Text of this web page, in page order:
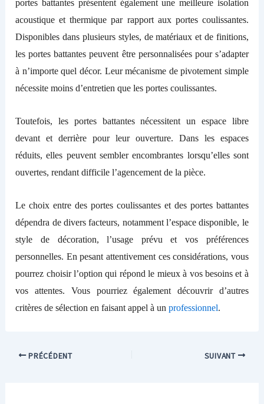
portes battantes présentent également une meilleure isolation
acoustique et thermiquepar rapport auxportes coulissantes.
Disponibles dans plusieurs styles, de matériaux et de finitions,
les portes battantes peuvent être personnalisées pour s’adapter
à n’importe quel décor. Leur mécanisme de pivotement simple
nécessite moins d’entretien que les portes coulissantes.
Toutefois, les portes battantesnécessitent un espace libre
devant et derrière pour leur ouverture. Dans les espaces
réduits,elles peuvent sembler encombrantes lorsqu’elles sont
ouvertes,rendant difficilel’agencement de la pièce.
Le choix entre des portes coulissantes et des portes battantes
dépendra de divers facteurs, notamment l’espace disponible, le
style de décoration, l’usage prévu et vos préférences
personnelles. En pesant attentivement ces considérations, vous
pourrez choisir l’option qui répond le mieux à vos besoins et à
vos attentes. Vous pourriez également découvrir d’autres
critères de sélection en faisant appel à unprofessionnel.
PRÉCÉDENT SUIVANT